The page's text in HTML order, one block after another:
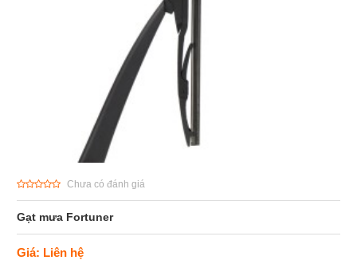
Chưa có đánh giá
Gạt mưa Fortuner
Giá: Liên hệ